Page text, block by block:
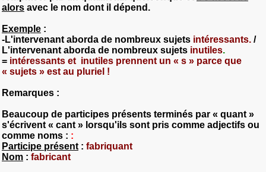
alors avec le nom dont il dépend.
Exemple :
-L'intervenant aborda de nombreux sujets intéressants. /
L'intervenant aborda de nombreux sujets inutiles.
= intéressants et inutil es prennent un « s » parce que
« sujets » est au pluriel !
Remarques :
Beaucoup de participes présents terminés par « quant »
s'écrivent « cant » lorsqu'ils sont pris comme adjectifs ou
comme noms : :
Participe présent : fabriquant
Nom : fabricant